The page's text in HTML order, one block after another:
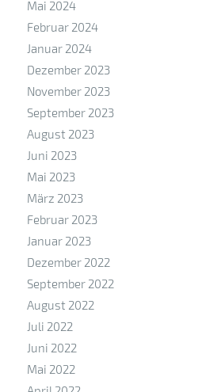
Mai 2024
Februar 2024
Januar 2024
Dezember 2023
November 2023
September 2023
August 2023
Juni 2023
Mai 2023
März 2023
Februar 2023
Januar 2023
Dezember 2022
September 2022
August 2022
Juli 2022
Juni 2022
Mai 2022